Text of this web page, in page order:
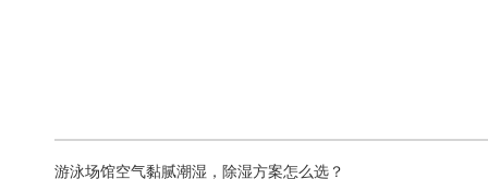
游泳场馆空气黏腻潮湿，除湿方案怎么选？